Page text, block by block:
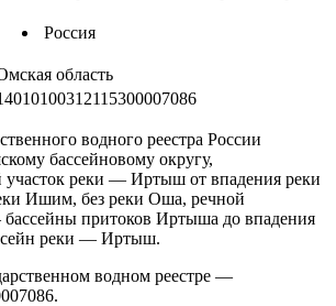
Россия
область
водного реестра России
бассейновому округу,
участок реки — Иртыш от впадения реки
Ишим, без реки Оша, речной
притоков Иртыша до впадения
реки — Иртыш.
водном реестре —